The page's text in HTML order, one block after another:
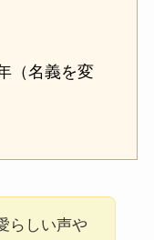
（名義を変
らしい声や